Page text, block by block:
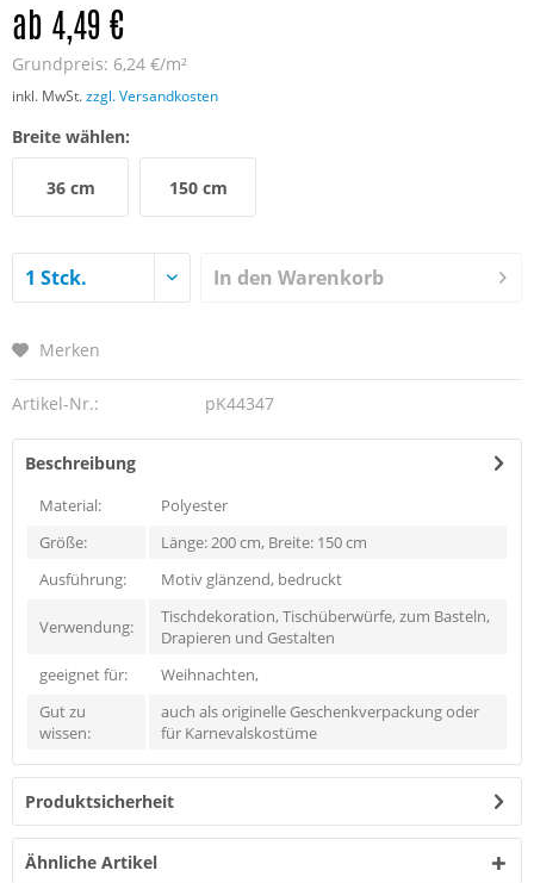
ab 4,49 €
Grundpreis: 6,24 €/m²
inkl. MwSt.zzgl. Versandkosten
Breite wählen:
36 cm 150 cm
In denWarenkorb
Merken
Artikel-Nr.: pK44347
Beschreibung
Material:
Polyester
Größe:
Länge: 200 cm, Breite: 150 cm
Ausführung:
Motiv glänzend, bedruckt
Verwendung:
Tischdekoration, Tischüberwürfe, zum Basteln,
Drapieren und Gestalten
geeignet für:
Weihnachten,
Gut zu
wissen:
auch als originelle Geschenkverpackung oder
für Karnevalskostüme
Produktsicherheit
Ähnliche Artikel